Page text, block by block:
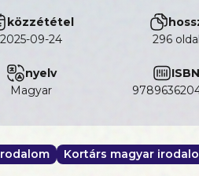
Beépül, emlékeztet, tükröt tart.
József ("Jocó bácsi"),
Járai Máté, Járai Kíra,
közzététel
2025-09-24
296 oldal
nyelv
magyar
ISBN
Kortárs magyar